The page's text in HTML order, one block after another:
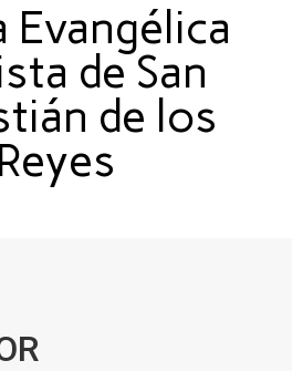
Evangélica
de San
de los
Reyes